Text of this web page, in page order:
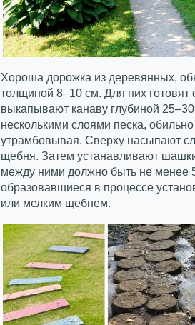
Хороша дорожка из деревянных,
толщиной 8–10 см. Для них готовят
выкапывают канаву глубиной
несколькими слоями песка,
утрамбовывая. Сверху насыпают
щебня. Затем устанавливают
между ними должно быть не менее
образовавшиеся в процессе
или мелким щебнем.